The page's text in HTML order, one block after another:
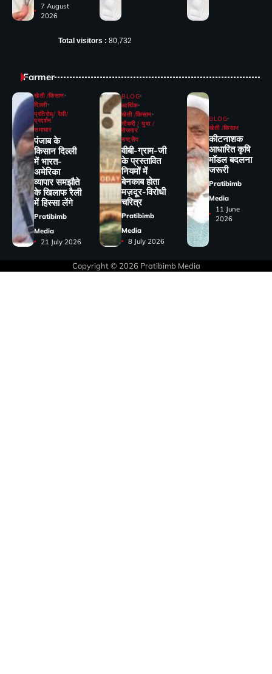
7 August
2026
Total visitors : 80,732
Farmer
खेती /किसान
दिल्ली
प्रतिरोध/ रैली/
प्रदर्शन
समाचार
पंजाब के
किसान दिल्ली
में भारत-
अमेरिका
व्यापार समझौते
के खिलाफ रैली
में हिस्सा लेंगे
Pratibimb
Media
21 July 2026
BLOG
आर्थिक
खेती /किसान
नौकरी / युवा /
रोजगार
राष्ट्रीय
वीबी-ग्राम-जी
के प्रस्तावित
नियमों में
बेनकाब होता
मज़दूर-विरोधी
चरित्र
Pratibimb
Media
8 July 2026
BLOG
खेती /किसान
कीटनाशक
आधारित कृषि
मॉडल बदलना
जरूरी
Pratibimb
Media
11 June
2026
Copyright © 2026 Pratibimb Media